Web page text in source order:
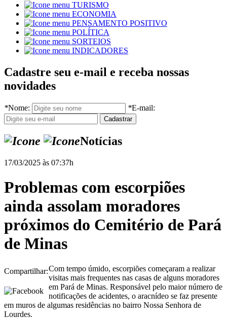
TURISMO
ECONOMIA
PENSAMENTO POSITIVO
POLÍTICA
SORTEIOS
INDICADORES
Cadastre seu e-mail e receba nossas
novidades
*Nome: *E-mail:
Notícias
17/03/2025 às 07:37h
Problemas com escorpiões
ainda assolam moradores
próximos do Cemitério de Pará
de Minas
Compartilhar:Com tempo úmido, escorpiões começaram a realizar
visitas mais frequentes nas casas de alguns moradores
em Pará de Minas. Responsável pelo maior número de
notificações de acidentes, o aracnídeo se faz presente
em muros de algumas residências no bairro Nossa Senhora de
Lourdes.